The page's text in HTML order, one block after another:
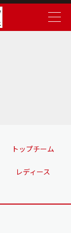
トップチーム
レディース